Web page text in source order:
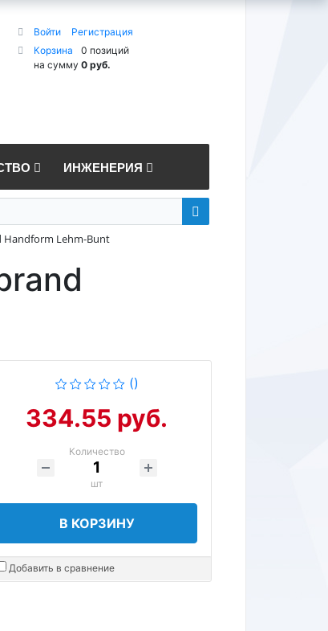
Войти
Регистрация
Корзина
0 позиций
на сумму 0 руб.
ИНЖЕНЕРИЯ
Lehm-Bunt
()
334.55 руб.
Количество
шт
В КОРЗИНУ
Добавить в сравнение